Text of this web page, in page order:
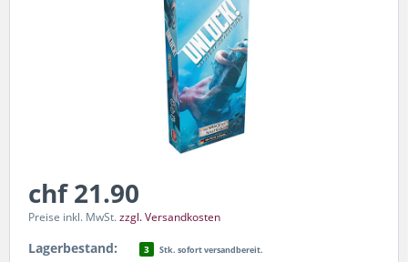
chf 21.90
Preise inkl. MwSt.zzgl. Versandkosten
Lagerbestand: 3 Stk. sofort versandbereit.